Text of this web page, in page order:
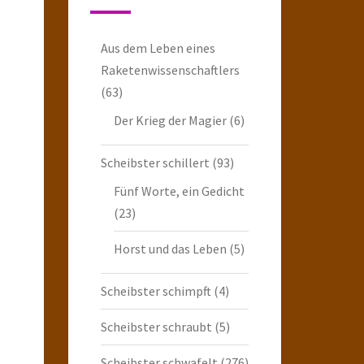
Aus dem Leben eines
Raketenwissenschaftlers
(63)
Der Krieg der Magier(6)
Scheibster schillert (93)
Fünf Worte, ein Gedicht
(23)
Horst und das Leben (5)
Scheibster schimpft (4)
Scheibster schraubt (5)